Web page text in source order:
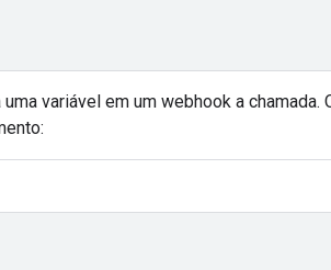
variável em um webhook a chamada.